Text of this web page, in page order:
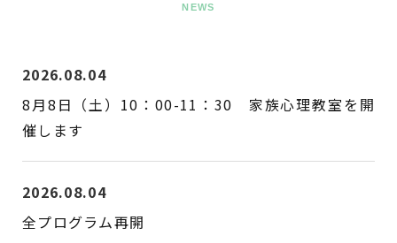
NEWS
2026.08.04
8月8日（土）10：00-11：30 家族心理教室を開
催します
2026.08.04
全プログラム再開